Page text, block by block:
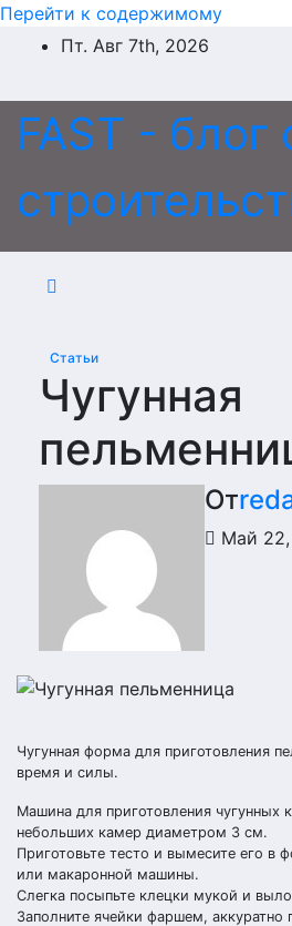
Перейти к содержимому
Пт. Авг 7th, 2026
FAST - блог
Статьи
Чугунная
От
Май 22,
Чугунная форма для приготовления
время и силы.
Машина для приготовления чугунных
небольших камер диаметром 3 см.
Приготовьте тесто и вымесите его в
или макаронной машины.
Слегка посыпьте клецки мукой и
Заполните ячейки фаршем, аккуратно